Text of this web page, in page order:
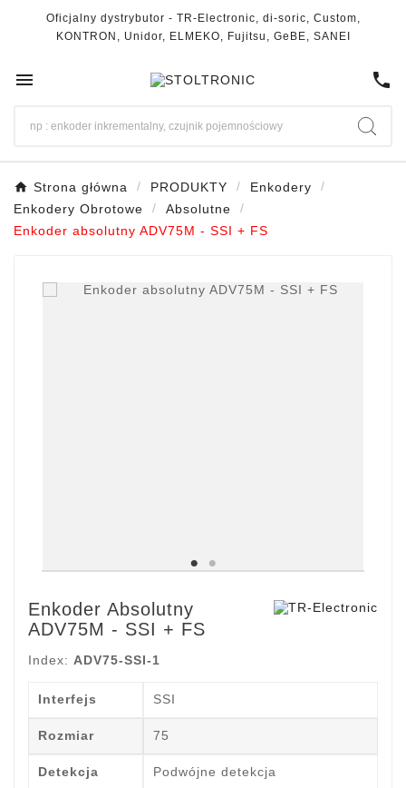
Oficjalny dystrybutor - TR-Electronic, di-soric, Custom,
KONTRON, Unidor, ELMEKO, Fujitsu, GeBE, SANEI
 call
Strona główna PRODUKTY
Enkodery
Enkodery Obrotowe
Absolutne
Enkoder absolutny ADV75M - SSI + FS
Enkoder Absolutny
ADV75M - SSI + FS
Index: ADV75-SSI-1
Interfejs SSI
Rozmiar 75
Detekcja Podwójne detekcja